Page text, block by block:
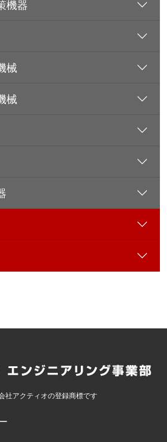
機器
械
械
社アクティオの登録商標です